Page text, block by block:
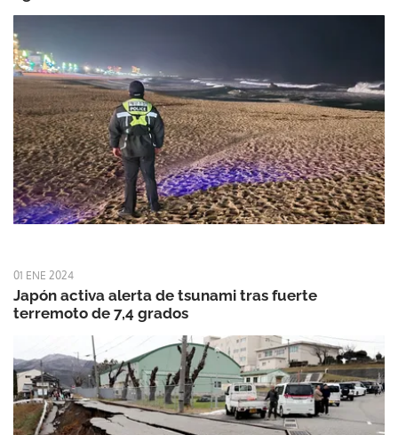
01 ENE 2024
Japón activa alerta de tsunami tras fuerte
terremoto de 7,4 grados